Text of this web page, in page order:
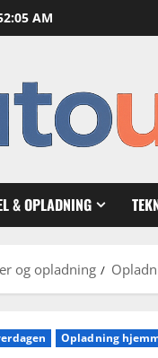
AM
& OPLADNING
og opladning
Opladning